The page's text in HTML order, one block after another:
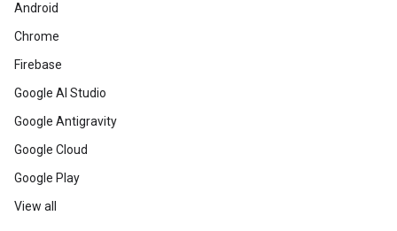
Android
Chrome
Firebase
Google AI Studio
Google Antigravity
Google Cloud
Google Play
View all